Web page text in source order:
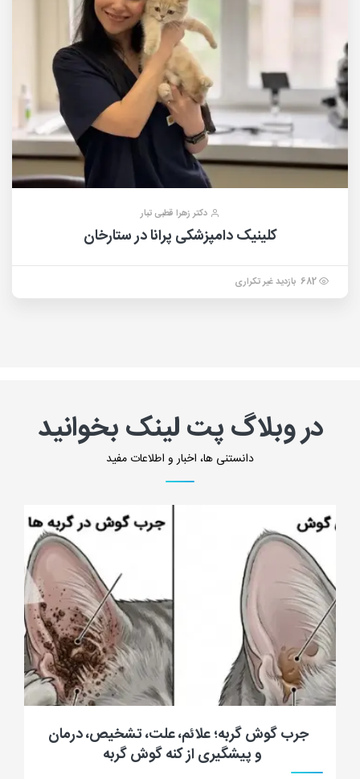
دکتر زهرا قطبی تبار
کلینیک دامپزشکی پرانا در ستارخان
682 بازدید غیر تکراری
در وبلاگ پت لینک بخوانید
دانستنی ها، اخبار و اطلاعات مفید
جرب گوش گربه؛ علائم، علت، تشخیص، درمان
و پیشگیری از کنه گوش گربه